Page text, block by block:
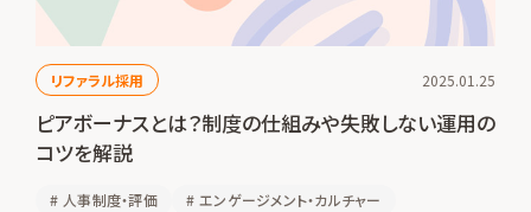
リファラル採用 2025.01.25
ピアボーナスとは？制度の仕組みや失敗しない運用の
コツを解説
# 人事制度・評価 # エンゲージメント・カルチャー